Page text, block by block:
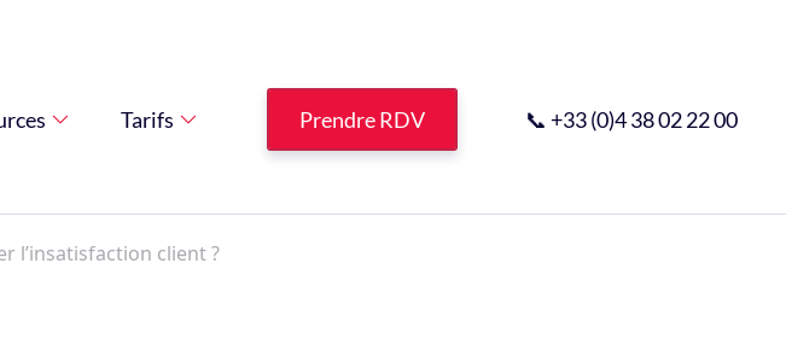
Tarifs Prendre RDV 📞 +33 (0)4 38 02 22 00
l’insatisfaction client ?